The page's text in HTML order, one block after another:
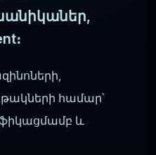
համար՝
և